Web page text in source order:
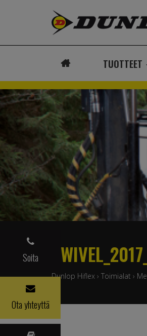
TUOTTEET
Soita
Ota yhteyttä
Dunlop Hiflex › Toimialat ›